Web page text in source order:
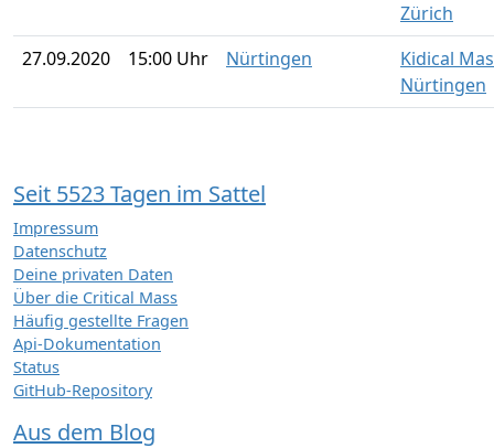
Zürich
27.09.2020
15:00 Uhr Nürtingen
Kidical
Nürtingen
Seit 5523 Tagen im Sattel
Impressum
Datenschutz
Deine privaten Daten
Über die Critical Mass
Häufig gestellte Fragen
Api-Dokumentation
Status
GitHub-Repository
Aus dem Blog